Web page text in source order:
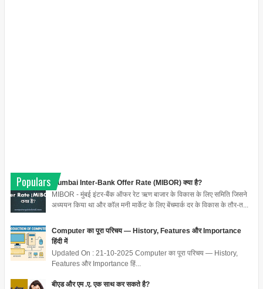
Populars
Mumbai Inter-Bank Offer Rate (MIBOR) क्या है?
MIBOR - मुंबई इंटर-बैंक ऑफर रेट ऋण बाजार के विकास के लिए समिति जिसने
अध्ययन किया था और कॉल मनी मार्केट के लिए बेंचमार्क दर के विकास के तौर-त...
Computer का पूरा परिचय — History, Features और Importance
हिंदी में
Updated On : 21-10-2025 Computer का पूरा परिचय — History,
Features और Importance हिं...
बीएड और एम .ए. एक साथ कर सकते है?